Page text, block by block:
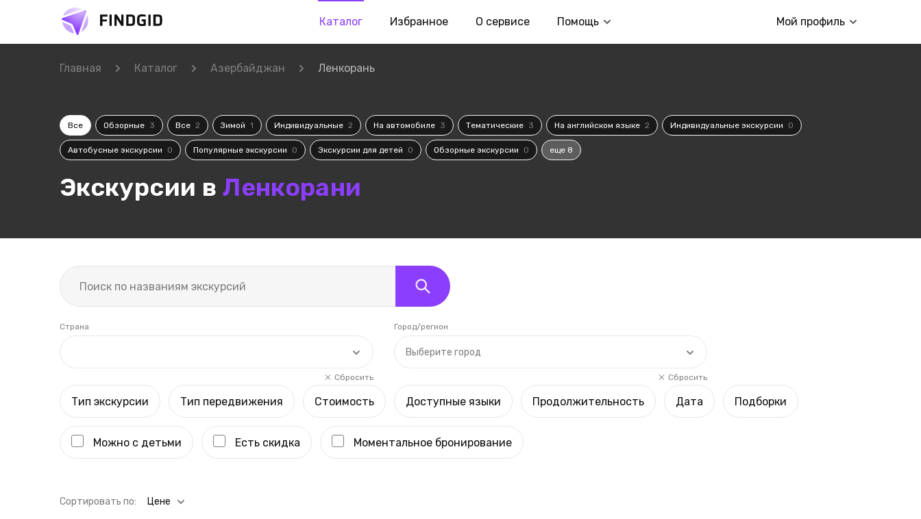
Каталог Избранное О сервисе Помощь Мой профиль
Главная Каталог Азербайджан Ленкорань
Все Обзорные 3 Все 2 Зимой 1 Индивидуальные 2 На автомобиле 3 Тематические 3 На английском языке 2 Индивидуальные экскурсии 0
Автобусные экскурсии 0 Популярные экскурсии 0 Экскурсии для детей 0 Обзорные экскурсии 0 еще 8
Экскурсии в Ленкорани
Страна
Сбросить
Выберите город
Город/регион
Сбросить
Тип экскурсии Тип передвижения Стоимость Доступные языки Продолжительность Дата Подборки
Можно с детьми Есть скидка Моментальное бронирование
Cортировать по: Цене